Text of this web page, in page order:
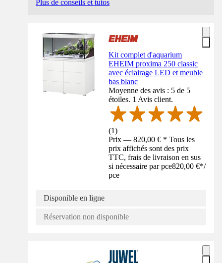
Plus de conseils et tutos
Kit complet d'aquarium
EHEIM proxima 250 classic
avec éclairage LED et meuble
bas blanc
Moyenne des avis : 5 de 5
étoiles. 1 Avis client.
(1)
Prix — 820,00 € * Tous les
prix affichés sont des prix
TTC, frais de livraison en sus
si nécessaire par pce820,00 €*/
pce
Disponible en ligne
Réservation non disponible